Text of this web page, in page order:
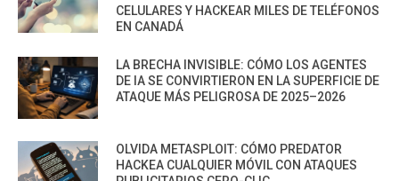
CELULARES Y HACKEAR MILES DE TELÉFONOS
EN CANADÁ
LA BRECHA INVISIBLE: CÓMO LOS AGENTES
DE IA SE CONVIRTIERON EN LA SUPERFICIE DE
ATAQUE MÁS PELIGROSA DE 2025–2026
OLVIDA METASPLOIT: CÓMO PREDATOR
HACKEA CUALQUIER MÓVIL CON ATAQUES